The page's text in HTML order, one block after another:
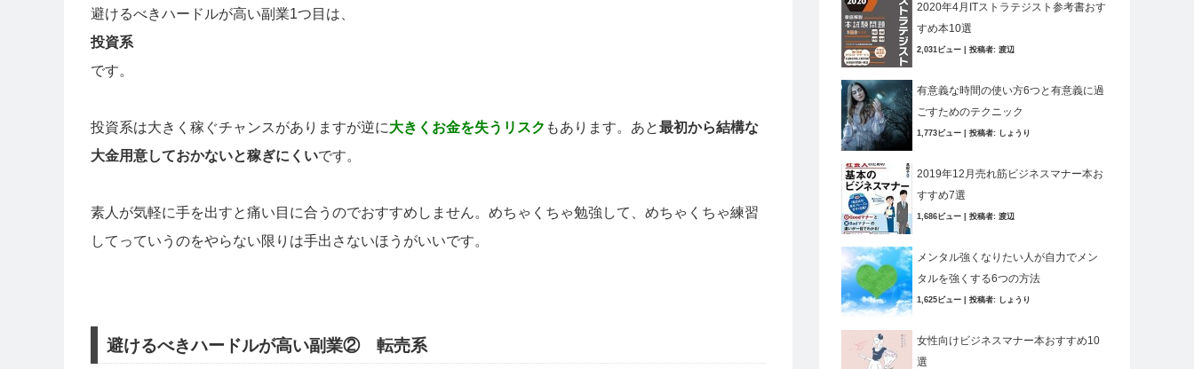
避けるべきハードルが高い副業1つ目は、
投資系
です。
投資系は大きく稼ぐチャンスがありますが逆に大きくお金を失うリスク もあります。あと最初から結構な
大金用意しておかないと稼ぎにくいです。
素人が気軽に手を出すと痛い目に合うのでおすすめしません。めちゃくちゃ勉強して、めちゃくちゃ練習
してっていうのをやらない限りは手出さないほうがいいです。
避けるべきハードルが高い副業② 転売系
2020年4月ITストラテジスト参考書おす
すめ本10選
2,031ビュー 投稿者: 渡辺
有意義な時間の使い方6つと有意義に過
ごすためのテクニック
1,773ビュー 投稿者: しょうり
2019年12月売れ筋ビジネスマナー本お
すすめ7選
1,686ビュー 投稿者: 渡辺
メンタル強くなりたい人が自力でメン
タルを強くする6つの方法
1,625ビュー 投稿者: しょうり
女性向けビジネスマナー本おすすめ10
選